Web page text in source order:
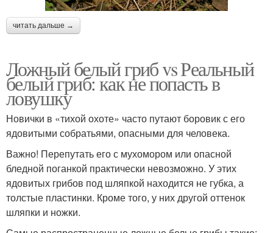
читать дальше →
Ложный белый гриб vs Реальный
белый гриб: как не попасть в
ловушку
Новички в «тихой охоте» часто путают боровик с его
ядовитыми собратьями, опасными для человека.
Важно! Перепутать его с мухомором или опасной
бледной поганкой практически невозможно. У этих
ядовитых грибов под шляпкой находится не губка, а
толстые пластинки. Кроме того, у них другой оттенок
шляпки и ножки.